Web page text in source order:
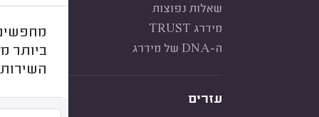
שאלות נפוצות
מידרג TRUST
ה-DNA של מידרג
עזרים
ביותר